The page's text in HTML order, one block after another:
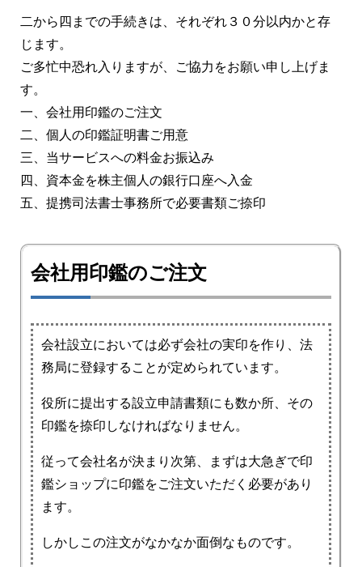
二から四までの手続きは、それぞれ３０分以内かと存
じます。
ご多忙中恐れ入りますが、ご協力をお願い申し上げま
す。
一、会社用印鑑のご注文
二、個人の印鑑証明書ご用意
三、当サービスへの料金お振込み
四、資本金を株主個人の銀行口座へ入金
五、提携司法書士事務所で必要書類ご捺印
会社用印鑑のご注文
会社設立においては必ず会社の実印を作り、法
務局に登録することが定められています。
役所に提出する設立申請書類にも数か所、その
印鑑を捺印しなければなりません。
従って会社名が決まり次第、まずは大急ぎで印
鑑ショップに印鑑をご注文いただく必要があり
ます。
しかしこの注文がなかなか面倒なものです。